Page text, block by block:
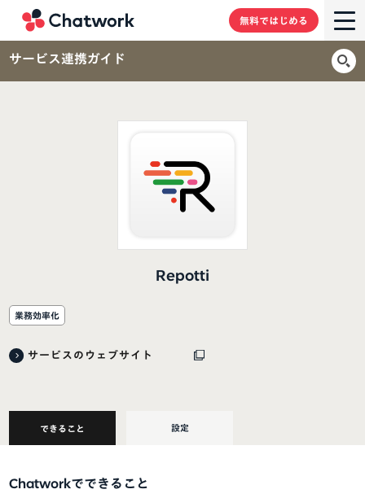
無料ではじめる
サービス連携ガイド
Repotti
業務効率化
サービスのウェブサイト
できること 設定
Chatworkでできること